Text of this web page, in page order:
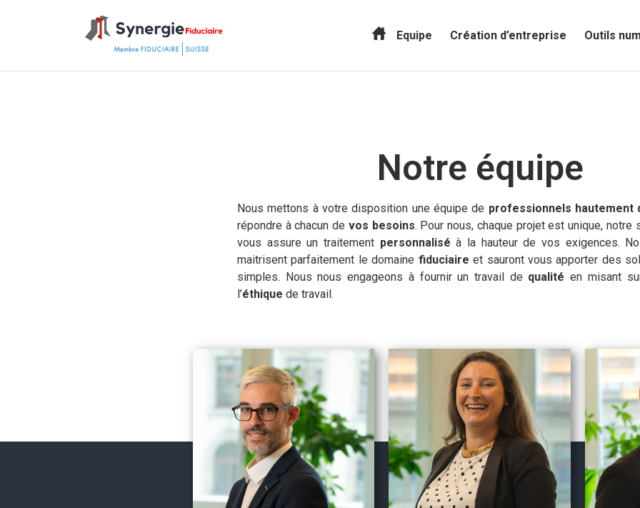
Equipe Création d’entreprise Outils
Notre équipe
Nous mettons à votre disposition une équipe de professionnels hautement
répondre à chacun de vos besoins. Pour nous, chaque projet est unique,
vous assure un traitement personnalisé à la hauteur de vos exigences.
maitrisent parfaitement le domaine fiduciaire et sauront vous apporter des
simples. Nous nous engageons à fournir un travail de qualité en misant
l’éthique de travail.
Bio
Pro
Directeur
Associé Synergie Fiduciaire
Expert en comptabilité avec
Vision Entrepreneuriale
Outils numériques de
prédilection: Crésus & bexio
Bio
Pro
Directrice
Associée Synergie Fiduciaire
Spécialiste RH
Réviseure agréée ASR
Outils numériques de
prédilection: bexio, Odoo &